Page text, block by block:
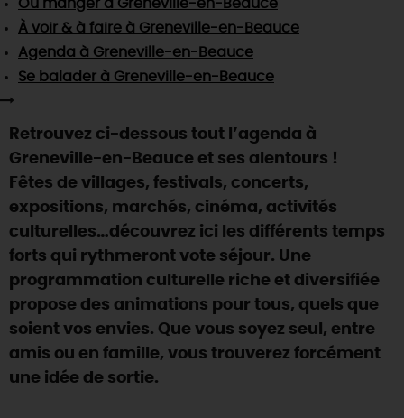
TOUTES LES ACTIVITÉS
Visitesgourmandesetcréatives
Vins etvignobles
Chic,une aire de pique-nique
Par ici lesguinguettes
La Route desMétiers d'Art
TOUT L'ART DE VIVRE
Des vacances auprès des animaux 🐎
(re)Découvrir les coulisses de la Faïencerie de
Gien !
Une saison de festivals 🎉
Rendez-vous de la nature en 2026
Des sorties en famille dans le Loiret !
Programme des animations "Loiret au fil de l'eau"
Où sortir ?
AUJOURD'HUI
SE REPÉRER,SE DÉPLACER
INFOS &SERVICES
Où manger à Greneville-en-Beauce
À voir & à faire à Greneville-en-Beauce
Agenda à Greneville-en-Beauce
Se balader à Greneville-en-Beauce
Retrouvez ci-dessous tout l’agenda à
Greneville-en-Beauce et ses alentours !
Fêtes de villages, festivals, concerts,
expositions, marchés, cinéma, activités
culturelles…découvrez ici les différents temps
forts qui rythmeront vote séjour. Une
programmation culturelle riche et diversifiée
propose des animations pour tous, quels que
soient vos envies. Que vous soyez seul, entre
amis ou en famille, vous trouverez forcément
une idée de sortie.